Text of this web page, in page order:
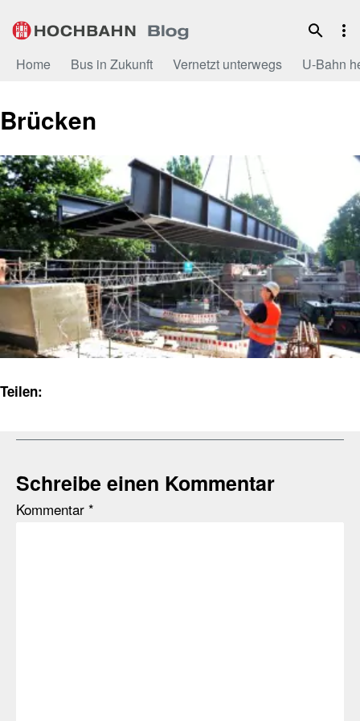
Inhalt
Home Bus in Zukunft Vernetzt unterwegs U-Bahn
Brücken
Teilen:
Schreibe einen Kommentar
Kommentar *